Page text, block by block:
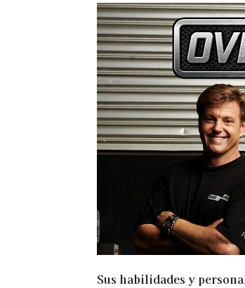
Sus habilidades y